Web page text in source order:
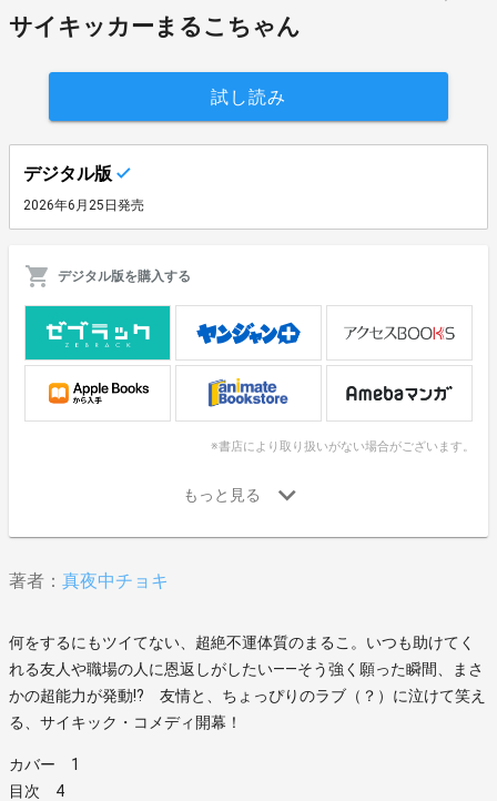
サイキッカーまるこちゃん
試し読み
デジタル版
2026年6月25日発売
デジタル版を購入する
※書店により取り扱いがない場合がございます。
著者： 真夜中チョキ
何をするにもツイてない、超絶不運体質のまるこ。いつも助けてく
れる友人や職場の人に恩返しがしたい――そう強く願った瞬間、まさ
かの超能力が発動!? 友情と、ちょっぴりのラブ（？）に泣けて笑え
る、サイキック・コメディ開幕！
カバー 1
目次 4